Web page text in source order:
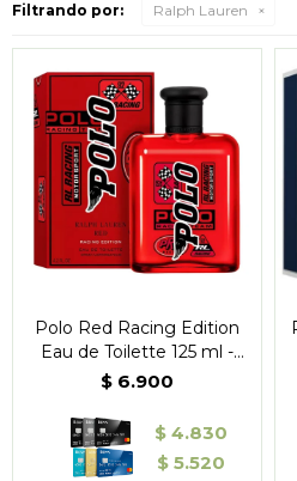
Filtrando por: Ralph Lauren
Polo Red Racing Edition
Eau de Toilette 125 ml -
Ralph Lauren
$ 6.900
$ 4.830
$ 5.520